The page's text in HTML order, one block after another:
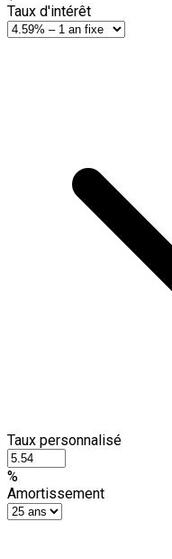
Taux d'intérêt
Taux personnalisé
%
Amortissement